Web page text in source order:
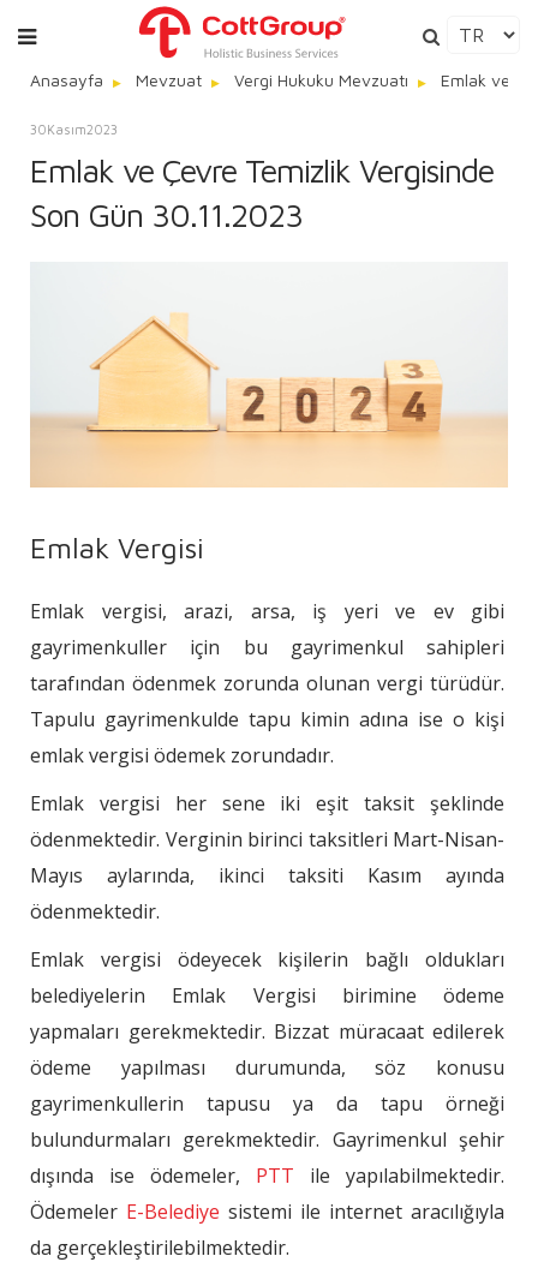
Anasayfa Mevzuat Vergi Hukuku Mevzuatı Emlak ve
30Kasım2023
Emlak ve Çevre Temizlik Vergisinde
Son Gün 30.11.2023
Emlak Vergisi
Emlak vergisi, arazi, arsa, iş yeri ve ev gibi
gayrimenkuller için bu gayrimenkul sahipleri
tarafından ödenmek zorunda olunan vergi türüdür.
Tapulu gayrimenkulde tapu kimin adına ise o kişi
emlak vergisi ödemek zorundadır.
Emlak vergisi her sene iki eşit taksit şeklinde
ödenmektedir. Verginin birinci taksitleri Mart-Nisan-
Mayıs aylarında, ikinci taksiti Kasım ayında
ödenmektedir.
Emlak vergisi ödeyecek kişilerin bağlı oldukları
belediyelerin Emlak Vergisi birimine ödeme
yapmaları gerekmektedir. Bizzat müracaat edilerek
ödeme yapılması durumunda, söz konusu
gayrimenkullerin tapusu ya da tapu örneği
bulundurmaları gerekmektedir. Gayrimenkul şehir
dışında ise ödemeler, PTT ile yapılabilmektedir.
Ödemeler E-Belediye sistemi ile internet aracılığıyla
da gerçekleştirilebilmektedir.